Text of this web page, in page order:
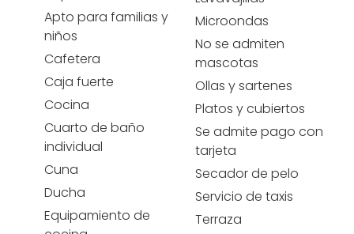
Apto para familias y
niños
Cafetera
Caja fuerte
Cocina
Cuarto de baño
individual
Cuna
Ducha
Equipamiento de
Microondas
No se admiten
mascotas
Ollas y sartenes
Platos y cubiertos
Se admite pago con
tarjeta
Secador de pelo
Servicio de taxis
Terraza